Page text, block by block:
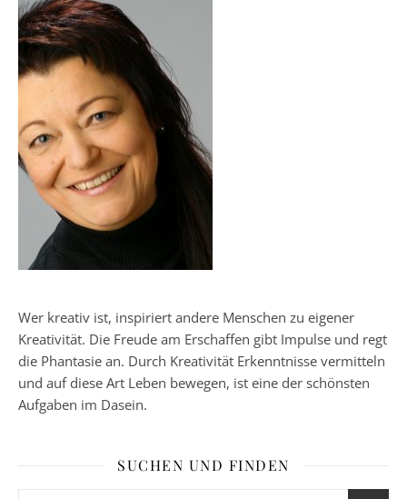
Wer kreativ ist, inspiriert andere Menschen zu eigener
Kreativität. Die Freude am Erschaffen gibt Impulse und regt
die Phantasie an. Durch Kreativität Erkenntnisse vermitteln
und auf diese Art Leben bewegen, ist eine der schönsten
Aufgaben im Dasein.
SUCHEN UND FINDEN